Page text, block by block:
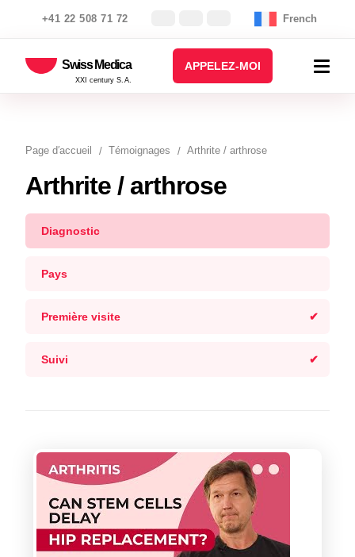
+41 22 508 71 72 French
Swiss Medica
XXI century S.A.
APPELEZ-MOI
Page d′accueil Témoignages Arthrite / arthrose
Arthrite / arthrose
Diagnostic
Pays
Première visite
Suivi